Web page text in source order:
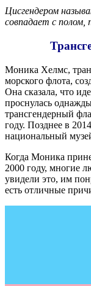
Цисгендером
совпадает с полом,
Моника Хелмс,
морского флота,
Она сказала, что
проснулась
трансгендерный
году. Позднее в
национальный
Когда Моника
2000 году, многие
увидели это, им
есть отличные